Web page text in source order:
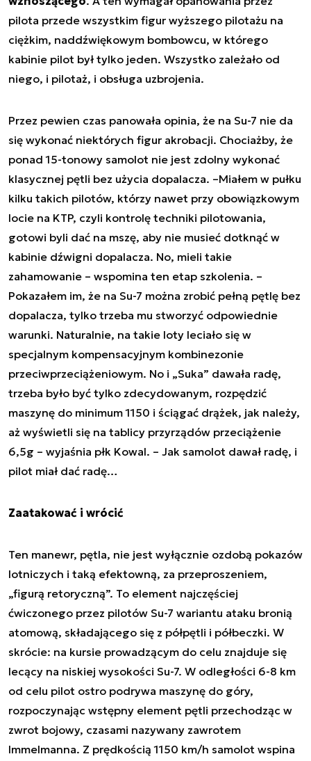
pilota przede wszystkim figur wyższego pilotażu na
ciężkim, naddźwiękowym bombowcu, w którego
kabinie pilot był tylko jeden. Wszystko zależało od
niego, i pilotaż, i obsługa uzbrojenia.
Przez pewien czas panowała opinia, że na Su-7 nie da
się wykonać niektórych figur akrobacji. Chociażby, że
ponad 15-tonowy samolot nie jest zdolny wykonać
klasycznej pętli bez użycia dopalacza. –Miałem w pułku
kilku takich pilotów, którzy nawet przy obowiązkowym
locie na KTP, czyli kontrolę techniki pilotowania,
gotowi byli dać na mszę, aby nie musieć dotknąć w
kabinie dźwigni dopalacza. No, mieli takie
zahamowanie – wspomina ten etap szkolenia. –
Pokazałem im, że na Su-7 można zrobić pełną pętlę bez
dopalacza, tylko trzeba mu stworzyć odpowiednie
warunki. Naturalnie, na takie loty leciało się w
specjalnym kompensacyjnym kombinezonie
przeciwprzeciążeniowym. No i „Suka” dawała radę,
trzeba było być tylko zdecydowanym, rozpędzić
maszynę do minimum 1150 i ściągać drążek, jak należy,
aż wyświetli się na tablicy przyrządów przeciążenie
6,5g – wyjaśnia płk Kowal. – Jak samolot dawał radę, i
pilot miał dać radę…
Zaatakować i wrócić
Ten manewr, pętla, nie jest wyłącznie ozdobą pokazów
lotniczych i taką efektowną, za przeproszeniem,
„figurą retoryczną”. To element najczęściej
ćwiczonego przez pilotów Su-7 wariantu ataku bronią
atomową, składającego się z półpętli i półbeczki. W
skrócie: na kursie prowadzącym do celu znajduje się
lecący na niskiej wysokości Su-7. W odległości 6-8 km
od celu pilot ostro podrywa maszynę do góry,
rozpoczynając wstępny element pętli przechodząc w
zwrot bojowy, czasami nazywany zawrotem
Immelmanna. Z prędkością 1150 km/h samolot wspina